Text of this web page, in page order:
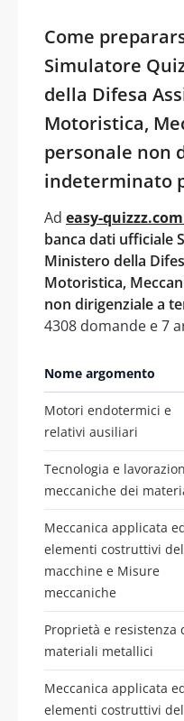
Come
Simulatore
della Difesa
Motoristica,
personale non
indeterminato
Ad easy-quizzz.com
banca dati ufficiale
Ministero della
Motoristica,
non dirigenziale a
4308 domande e 7
Nome argomento
Motori endotermici e
relativi ausiliari
Tecnologia e
meccaniche dei
Meccanica applicata
elementi costruttivi
macchine e Misure
meccaniche
Proprietà e resistenza
materiali metallici
Meccanica applicata
elementi costruttivi